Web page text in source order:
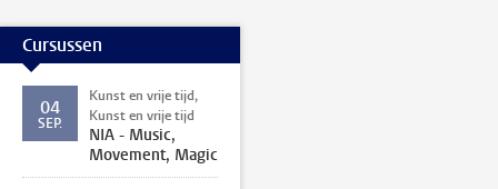
Cursussen
04
SEP.
Kunst en vrije tijd,
Kunst en vrije tijd
NIA - Music,
Movement, Magic